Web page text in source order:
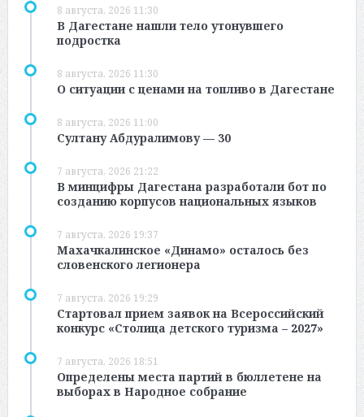
8 августа, 2026 11:30
В Дагестане нашли тело утонувшего
подростка
8 августа, 2026 11:30
О ситуации с ценами на топливо в Дагестане
8 августа, 2026 11:00
Султану Абдуралимову — 30
7 августа, 2026 21:22
В минцифры Дагестана разработали бот по
созданию корпусов национальных языков
7 августа, 2026 19:37
Махачкалинское «Динамо» осталось без
словенского легионера
7 августа, 2026 19:29
Стартовал прием заявок на Всероссийский
конкурс «Столица детского туризма – 2027»
7 августа, 2026 18:51
Определены места партий в бюллетене на
выборах в Народное собрание